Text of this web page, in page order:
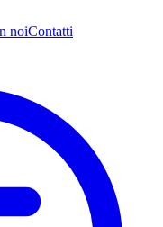
noiContatti